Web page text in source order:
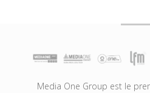
Media One Group est le